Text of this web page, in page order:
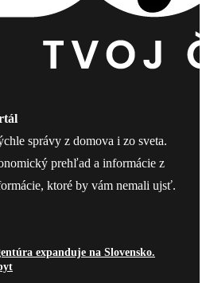
správy z domova i zo sveta.
prehľad a informácie z
ktoré by vám nemali ujsť.
expanduje na Slovensko.